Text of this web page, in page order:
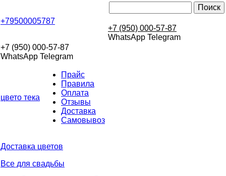
+79500005787
+7 (950) 000-57-87
WhatsApp Telegram
+7 (950) 000-57-87
WhatsApp Telegram
цвето тека
Прайс
Правила
Оплата
Отзывы
Доставка
Самовывоз
Доставка цветов
Все для свадьбы